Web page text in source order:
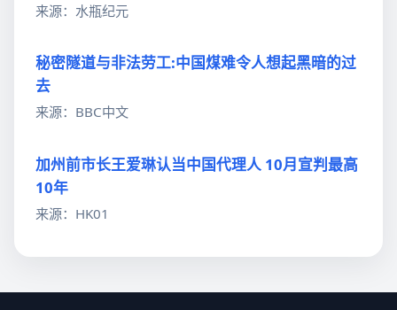
来源：水瓶纪元
秘密隧道与非法劳工:中国煤难令人想起黑暗的过
去
来源：BBC中文
加州前市长王爱琳认当中国代理人 10月宣判最高
10年
来源：HK01